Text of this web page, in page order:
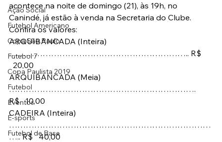
Ação Social
Futebol Americano
Copa São Paulo
Futebol 7
Copa Paulista 2019
Futebol
Eventos
E-sports
Futebol de Base
acontece na noite de domingo (21), às 19h, no
Canindé, já estão à venda na Secretaria do Clube.
Confira os valores:
ARQUIBANCADA (Inteira)
……………………………………………………….. R$
20,00
ARQUIBANCADA (Meia)
………………………………………………………….
R$   10,00
CADEIRA (Inteira)
………………………………………………………………
….. R$   40,00